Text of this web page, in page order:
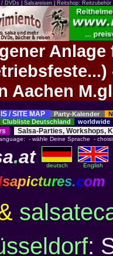
/ DVDs| Salsareisen| Reitshop:
Aachen
/ SITE MAP Party-Kalender
Clubliste Deutschland worldwide
Salsa-Parties, Workshops,
- wähle Deine Sprache -
.at deutsch English
sapictures.com
: